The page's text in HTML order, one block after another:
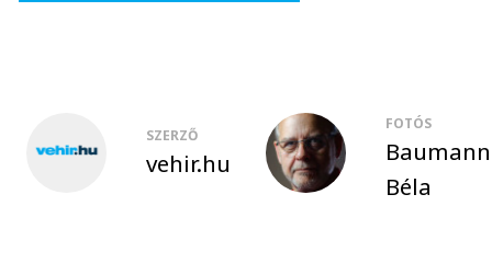
SZERZŐ
vehir.hu
FOTÓS
Baumann
Béla